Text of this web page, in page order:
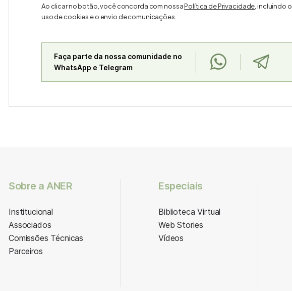
Ao clicar no botão, você concorda com nossaPolítica de Privacidade , incluindo o
uso de cookies e o envio de comunicações.
Faça parte da nossa comunidade no
WhatsApp e Telegram
Sobre a ANER
Institucional
Associados
Comissões Técnicas
Parceiros
Especiais
Biblioteca Virtual
Web Stories
Vídeos